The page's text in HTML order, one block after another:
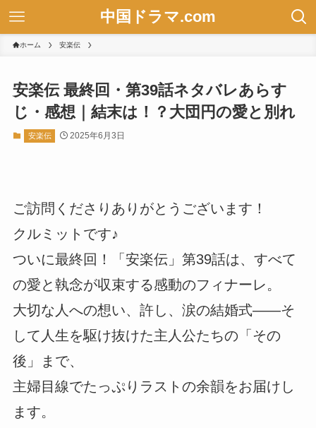
中国ドラマ.com
ホーム 安楽伝
安楽伝 最終回・第39話ネタバレあらす
じ・感想｜結末は！？大団円の愛と別れ
安楽伝 2025年6月3日
ご訪問くださりありがとうございます！
クルミットです♪
ついに最終回！「安楽伝」第39話は、すべて
の愛と執念が収束する感動のフィナーレ。
大切な人への想い、許し、涙の結婚式――そ
して人生を駆け抜けた主人公たちの「その
後」まで、
主婦目線でたっぷりラストの余韻をお届けし
ます。